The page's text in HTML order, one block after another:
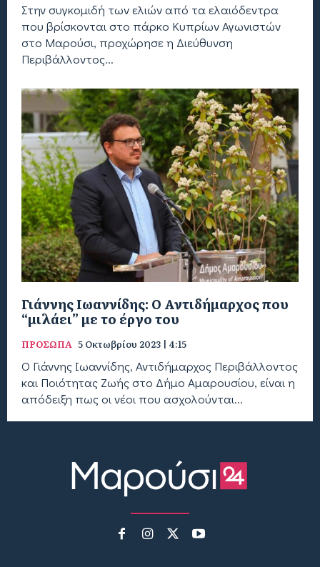
Στην συγκομιδή των ελιών από τα ελαιόδεντρα
που βρίσκονται στο πάρκο Κυπρίων Αγωνιστών
στο Μαρούσι, προχώρησε η Διεύθυνση
Περιβάλλοντος...
Γιάννης Ιωαννίδης: Ο Αντιδήμαρχος που
“μιλάει” με το έργο του
ΠΡΟΣΩΠΑ 5 Οκτωβρίου 2023 | 4:15
Ο Γιάννης Ιωαννίδης, Αντιδήμαρχος Περιβάλλοντος
και Ποιότητας Ζωής στο Δήμο Αμαρουσίου, είναι η
απόδειξη πως οι νέοι που ασχολούνται...